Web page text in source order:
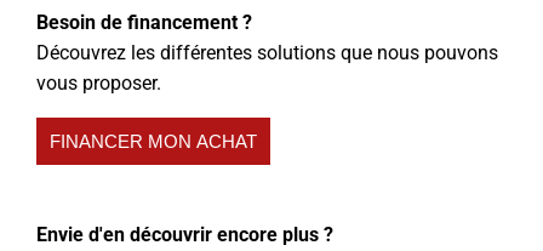
Besoin de financement ?
Découvrez les différentes solutions que nous pouvons
vous proposer.
FINANCER MON ACHAT
Envie d'en découvrir encore plus ?